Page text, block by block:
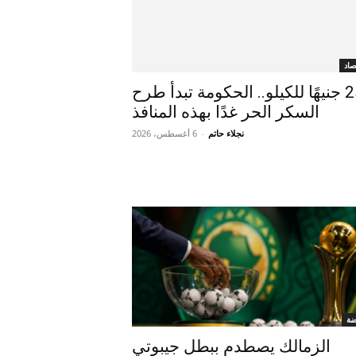
بـ25 جنيهًا للكيلو.. الحكومة تبدأ طرح
السكر الحر غدًا بهذه المنافذ
نجلاء حاتم - 6 أغسطس، 2026
الزمالك يصطدم ببطل جيبوتي